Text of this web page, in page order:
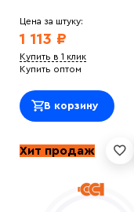
Цена за штуку:
1 113 ₽
Купить в 1 клик
Купить оптом
В корзину
Хит продаж